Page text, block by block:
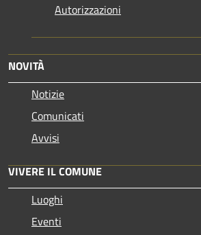
Autorizzazioni
NOVITÀ
Notizie
Comunicati
Avvisi
VIVERE IL COMUNE
Luoghi
Eventi